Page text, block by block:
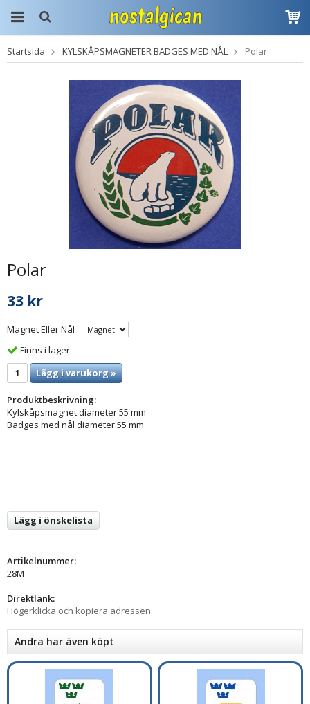
Produkten har blivit
tillagd i varukorgen
Startsida KYLSKÅPSMAGNETER BADGES MED NÅL Polar
Polar
33 kr
Magnet Eller Nål
Finns i lager
Lägg i varukorg »
Produktbeskrivning:
Kylskåpsmagnet diameter 55 mm
Badges med nål diameter 55 mm
Lägg i önskelista
Artikelnummer:
28M
Direktlänk:
Högerklicka och kopiera adressen
Andra har även köpt